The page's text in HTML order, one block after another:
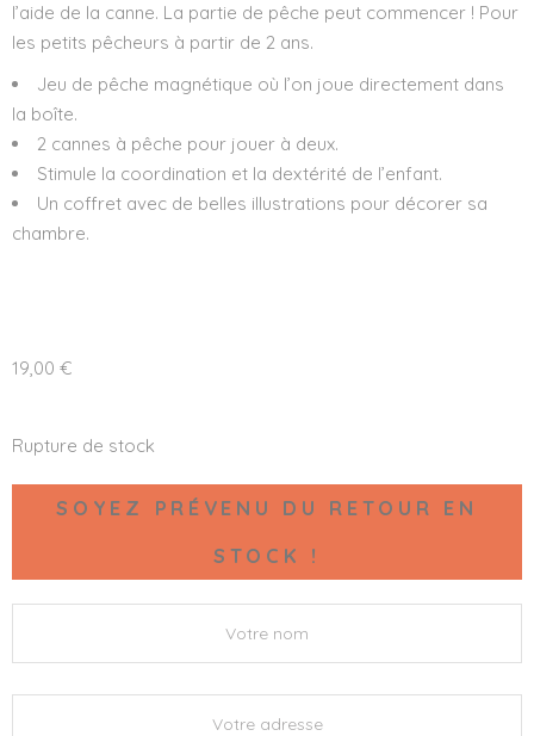
l’aide de la canne. La partie de pêche peut commencer ! Pour
les petits pêcheurs à partir de 2 ans.
Jeu de pêche magnétique où l’on joue directement dans
la boîte.
2 cannes à pêche pour jouer à deux.
Stimule la coordination et la dextérité de l’enfant.
Un coffret avec de belles illustrations pour décorer sa
chambre.
19,00 €
Rupture de stock
SOYEZ PRÉVENU DU RETOUR EN
STOCK !